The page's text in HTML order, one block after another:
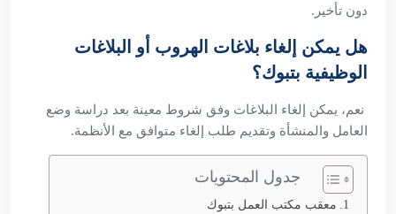
دون تأخير.
هل يمكن إلغاء بلاغات الهروب أو البلاغات
الوظيفية بتبوك؟
نعم، يمكن إلغاء البلاغات وفق شروط معينة بعد دراسة وضع
العامل والمنشأة وتقديم طلب إلغاء متوافق مع الأنظمة.
جدول المحتويات
معقب مكتب العمل بتبوك